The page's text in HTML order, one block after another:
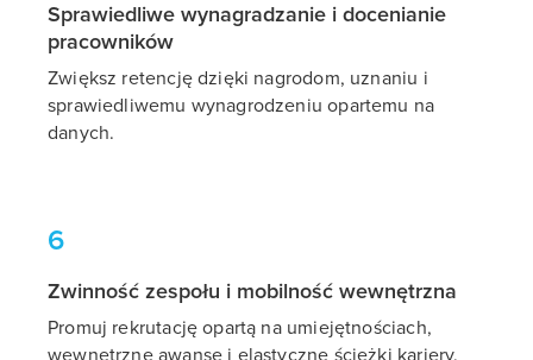
Sprawiedliwe wynagradzanie i docenianie
pracowników
Zwiększ retencję dzięki nagrodom, uznaniu i
sprawiedliwemu wynagrodzeniu opartemu na
danych.
6
Zwinność zespołu i mobilność wewnętrzna
Promuj rekrutację opartą na umiejętnościach,